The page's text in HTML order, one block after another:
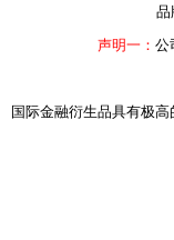
品
声明一： 公
国际金融衍生品具有极